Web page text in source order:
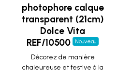
photophore calque
transparent (21cm)
Dolce Vita
REF/10500
Nouveau
Décorez de manière
chaleureuse et festive à la